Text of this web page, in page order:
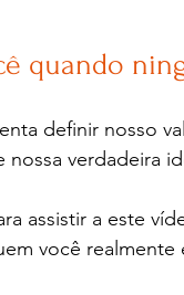
quando
definir nosso
nossa verdadeira
assistir a este
você realmente